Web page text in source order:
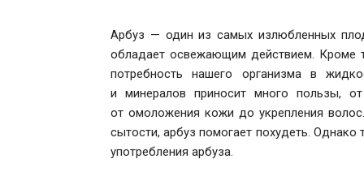
Арбуз — один из самых излюбленных
обладает освежающим действием. Кроме
потребность нашего организма в
и минералов приносит много пользы,
от омоложения кожи до укрепления
сытости, арбуз помогает похудеть.
употребления арбуза.